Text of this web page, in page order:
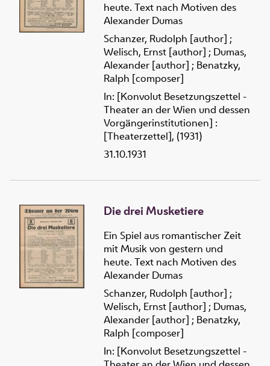
heute. Text nach Motiven des
Alexander Dumas
Schanzer, Rudolph [author] ;
Welisch, Ernst [author] ; Dumas,
Alexander [author] ; Benatzky,
Ralph [composer]
In: [Konvolut Besetzungszettel -
Theater an der Wien und dessen
Vorgängerinstitutionen] :
[Theaterzettel], (1931)
31.10.1931
Die drei Musketiere
Ein Spiel aus romantischer Zeit
mit Musik von gestern und
heute. Text nach Motiven des
Alexander Dumas
Schanzer, Rudolph [author] ;
Welisch, Ernst [author] ; Dumas,
Alexander [author] ; Benatzky,
Ralph [composer]
In: [Konvolut Besetzungszettel -